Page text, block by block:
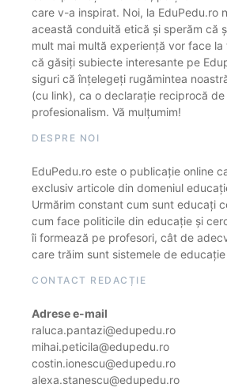
care v-a inspirat. Noi, la EduPedu.ro
această conduită etică și sperăm că
mult mai multă experiență vor face la
că găsiți subiecte interesante pe
siguri că înțelegeți rugămintea
(cu link), ca o declarație reciprocă
profesionalism. Vă mulțumim!
DESPRE NOI
EduPedu.ro este o publicație online
exclusiv articole din domeniul
Urmărim constant cum sunt educați
cum face politicile din educație și
îi formează pe profesori, cât de
care trăim sunt sistemele de
CONTACT REDACȚIE
Adrese e-mail
raluca.pantazi@edupedu.ro
mihai.peticila@edupedu.ro
costin.ionescu@edupedu.ro
alexa.stanescu@edupedu.ro